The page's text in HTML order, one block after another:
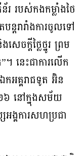
របស់កងកម្លាំងថៃ
ន្តរារាំងការចូលទៅ
ចក្តីថ្លៃថ្នូរ ព្រម
នេះជាការលើក
អគ្គរាជទូត អ៊ិន
២៦ នៅក្នុងសម័យ
ង្គការសហប្រជា